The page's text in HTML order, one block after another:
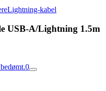
Lightning-kabel
USB-A/Lightning 1.5m
0